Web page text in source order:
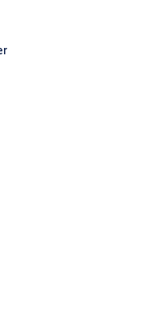
Till två av dörrarna kan